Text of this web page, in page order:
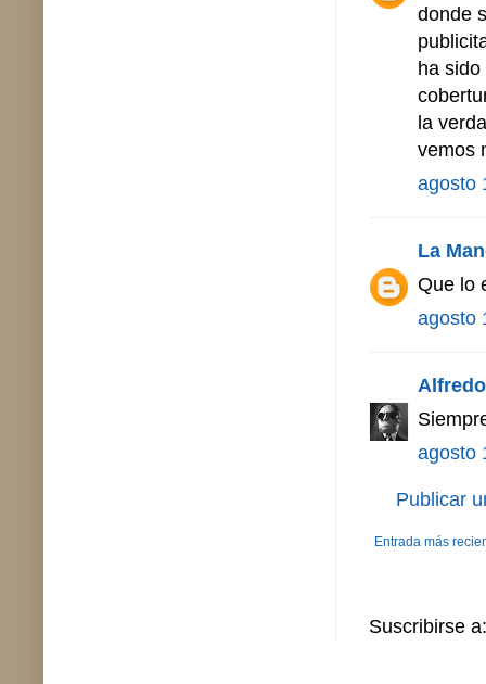
donde
ha
la
vemos
agosto
La
Que lo
agosto
agosto
Publicar
Entrada más
Suscribirse